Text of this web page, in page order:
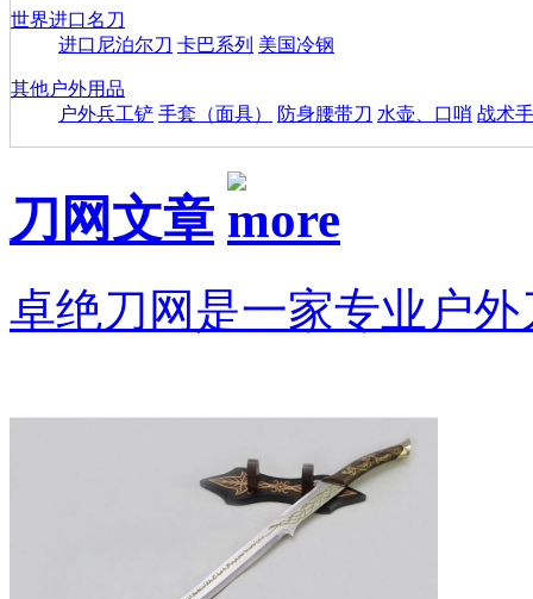
世界进口名刀
进口尼泊尔刀 卡巴系列 美国冷钢
其他户外用品
户外兵工铲 手套（面具） 防身腰带刀 水壶、口哨 战术
刀网文章
卓绝刀网是一家专业户